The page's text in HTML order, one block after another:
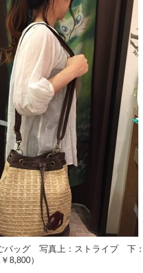
バッグ 写真上：ストライプ 下
8,800）